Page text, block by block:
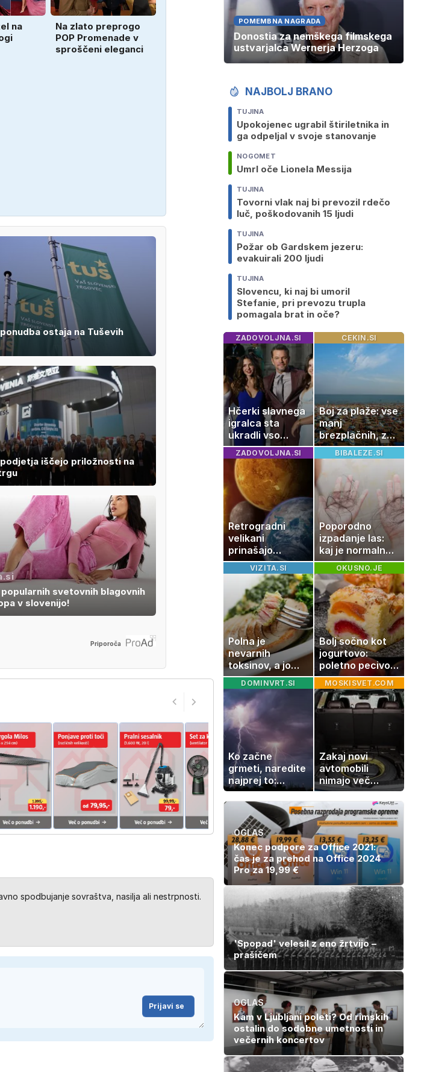
na
Na zlato preprogo
POP Promenade v
sproščeni eleganci
ostaja na Tuševih
iščejo priložnosti na
popularnih svetovnih blagovnih
v slovenijo!
Priporoča
spodbujanje sovraštva, nasilja ali nestrpnosti.
Prijavi se
POMEMBNA NAGRADA
Donostia za nemškega filmskega
ustvarjalca Wernerja Herzoga
NAJBOLJ BRANO
TUJINA
Upokojenec ugrabil štiriletnika in
ga odpeljal v svoje stanovanje
NOGOMET
Umrl oče Lionela Messija
TUJINA
Tovorni vlak naj bi prevozil rdečo
luč, poškodovanih 15 ljudi
TUJINA
Požar ob Gardskem jezeru:
evakuirali 200 ljudi
TUJINA
Slovencu, ki naj bi umoril
Stefanie, pri prevozu trupla
pomagala brat in oče?
ZADOVOLJNA.SI
Hčerki slavnega
igralca sta
ukradli vso
pozornost
CEKIN.SI
Boj za plaže: vse
manj
brezplačnih, za
ležalnik in
senčnik tudi več
kot 40 evrov
ZADOVOLJNA.SI
Retrogradni
velikani
prinašajo
pomembne
premike – kaj
pomeni, da so
Saturn, Neptun
in Pluton hkrati
retrogradni?
BIBALEZE.SI
Poporodno
izpadanje las:
kaj je normalno
in kako si
pomagati
VIZITA.SI
Polna je
nevarnih
toksinov, a jo
imamo vsi radi:
to je najbolj
nezdrava riba, ki
jo mnogi redno
uživajo
OKUSNO.JE
Bolj sočno kot
jogurtovo:
poletno pecivo,
ki vedno uspe
DOMINVRT.SI
Ko začne
grmeti, naredite
najprej to:
strokovnjaki
opozarjajo na
pogosto napako
MOSKISVET.COM
Zakaj novi
avtomobili
nimajo več
rezervne gume?
OGLAS
Konec podpore za Office 2021:
čas je za prehod na Office 2024
Pro za 19,99 €
'Spopad' velesil z eno žrtvijo –
prašičem
OGLAS
Kam v Ljubljani poleti? Od rimskih
ostalin do sodobne umetnosti in
večernih koncertov